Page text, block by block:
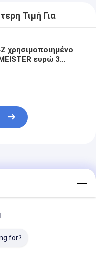
Τιμή Για
χρησιμοποιημένο
ευρώ 3
for?